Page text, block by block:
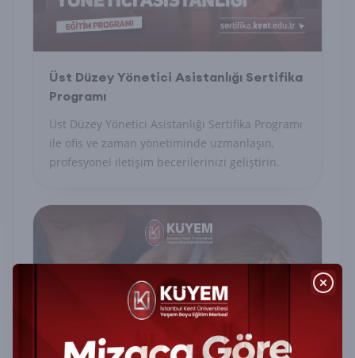
Üst Düzey Yönetici Asistanlığı Sertifika
Programı
Üst Düzey Yönetici Asistanlığı Sertifika Programı
ile ofis ve zaman yönetiminde uzmanlaşın,
profesyonel iletişim becerilerinizi geliştirin.